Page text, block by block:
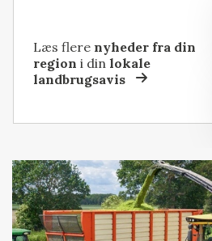
Læs flere nyheder fra din
region i dinlokale
landbrugsavis